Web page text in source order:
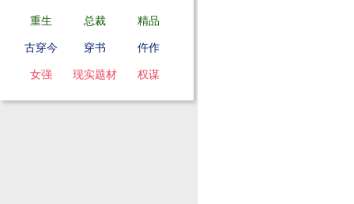
重生 总裁 精品
古穿今 穿书 仵作
女强 现实题材 权谋